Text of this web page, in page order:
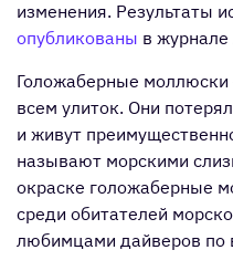
изменения. Результаты
опубликованы в журнале
Голожаберные
всем улиток. Они
и живут
называют морскими
окраске голожаберные
среди обитателей
любимцами дайверов по